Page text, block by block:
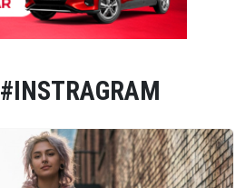
#INSTRAGRAM